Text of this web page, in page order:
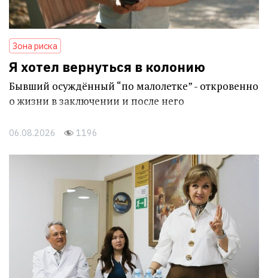
Зона риска
Я хотел вернуться в колонию
Бывший осуждённый “по малолетке” - откровенно
о жизни в заключении и после него
06.08.2026 1196